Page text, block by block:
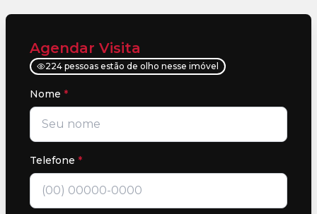
Agendar Visita
224 pessoas estão de olho nesse imóvel
Nome *
Telefone *